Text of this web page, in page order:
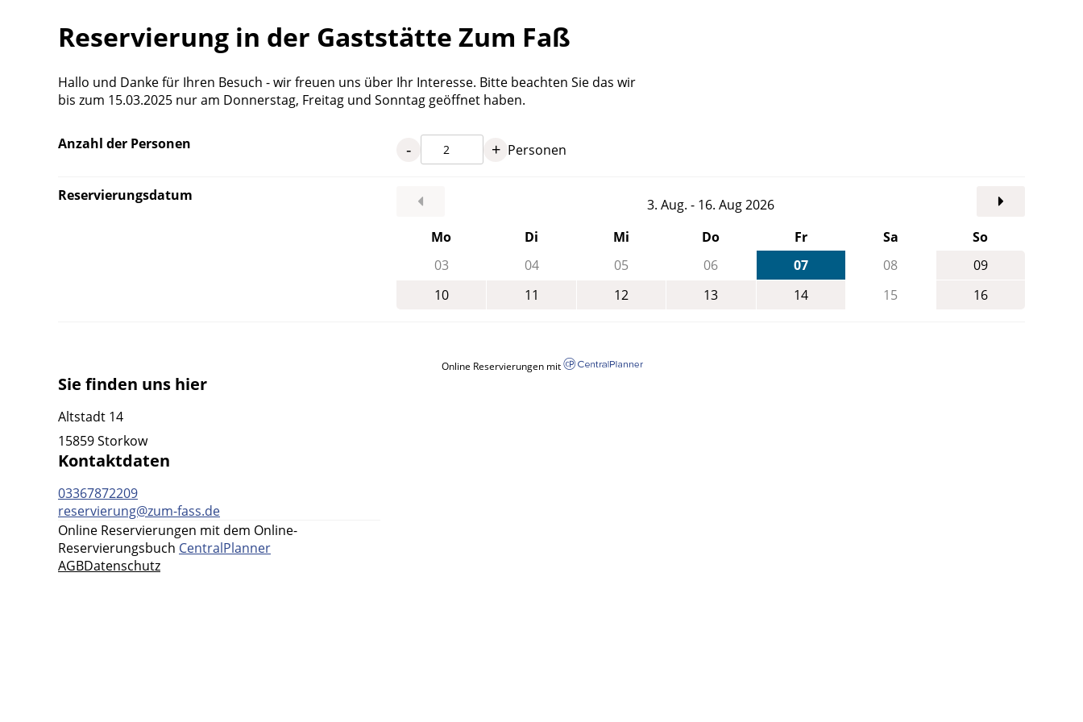
Reservierung in der Gaststätte Zum Faß
Hallo und Danke für Ihren Besuch - wir freuen uns über Ihr Interesse. Bitte beachten Sie das wir
bis zum 15.03.2025 nur am Donnerstag, Freitag und Sonntag geöffnet haben.
Anzahl der Personen - + Personen
Reservierungsdatum
3. Aug. - 16. Aug 2026
Mo
Di Mi Do Fr Sa
So
03
04 05 06 07 08
09
10
11 12 13 14 15 16
Online Reservierungen mit
Sie finden uns hier
Altstadt 14
15859 Storkow
Kontaktdaten
03367872209
reservierung@zum-fass.de
Online Reservierungen mit dem Online-
Reservierungsbuch CentralPlanner
AGBDatenschutz